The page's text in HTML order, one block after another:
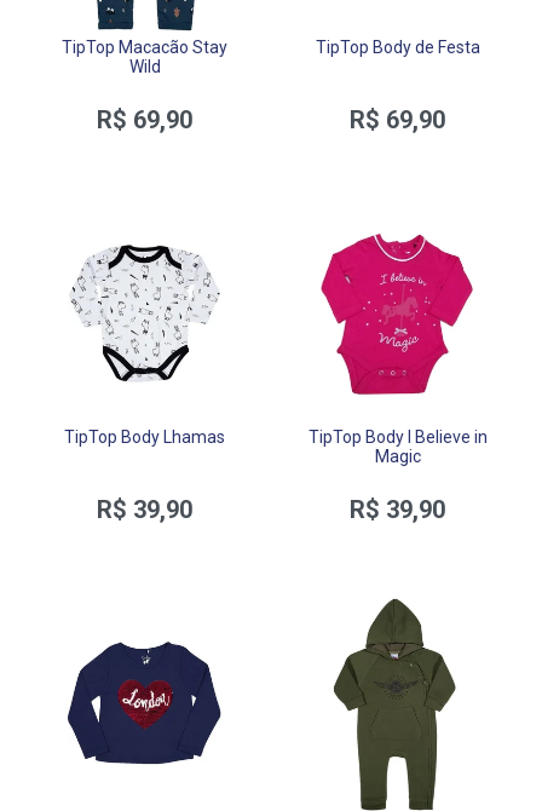
TipTop Macacão Stay
Wild
R$ 69,90
TipTop Body de Festa
R$ 69,90
TipTop Body Lhamas
R$ 39,90
TipTop Body I Believe in
Magic
R$ 39,90